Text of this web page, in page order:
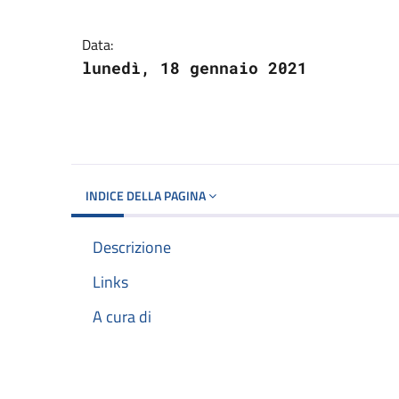
Data:
lunedì, 18 gennaio 2021
INDICE DELLA PAGINA
Descrizione
Links
A cura di